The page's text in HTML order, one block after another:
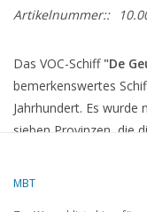
Artikelnummer::
Das VOC-Schiff "De
bemerkenswertes
Jahrhundert. Es wurde
sieben Provinzen, die
MBT